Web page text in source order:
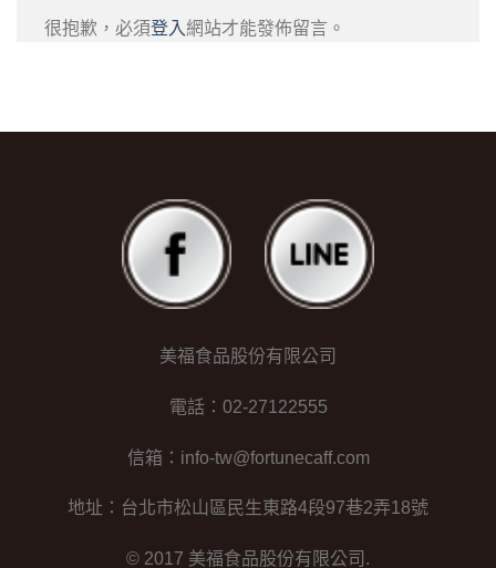
很抱歉，必須登入網站才能發佈留言。
美福食品股份有限公司
電話：02-27122555
信箱：info-tw@fortunecaff.com
地址：台北市松山區民生東路4段97巷2弄18號
© 2017 美福食品股份有限公司.